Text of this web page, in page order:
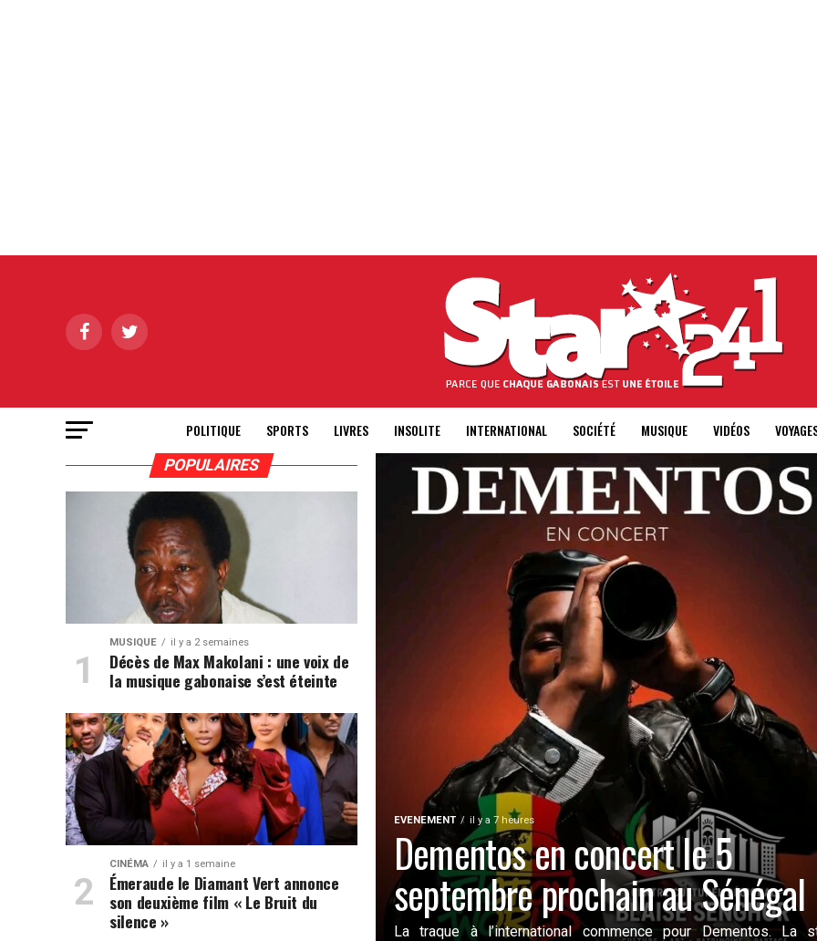
POLITIQUE SPORTS LIVRES INSOLITE INTERNATIONAL SOCIÉTÉ MUSIQUE VIDÉOS
EVENEMENT il y a 7 heures
Dementos en concert le 5
septembre prochain au Sénégal
La traque à l’international commence pour Dementos. La
POPULAIRES
MUSIQUE il y a 2 semaines
Décès de Max Makolani : une voix de
la musique gabonaise s’est éteinte
CINÉMA il y a 1 semaine
Émeraude le Diamant Vert annonce
son deuxième film « Le Bruit du
silence »